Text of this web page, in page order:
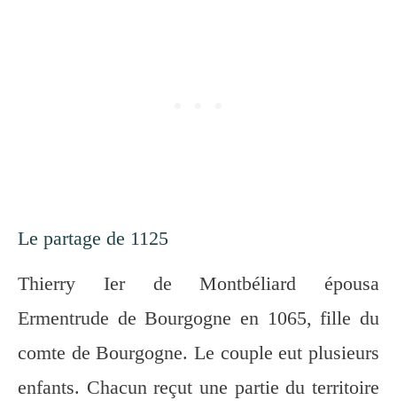
Le partage de 1125
Thierry Ier de Montbéliard épousa
Ermentrude de Bourgogne en 1065, fille du
comte de Bourgogne. Le couple eut plusieurs
enfants. Chacun reçut une partie du territoire